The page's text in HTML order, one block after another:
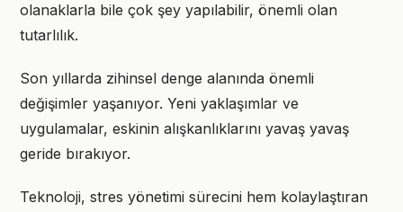
olanaklarla bile çok şey yapılabilir, önemli olan
tutarlılık.
Son yıllarda zihinsel denge alanında önemli
değişimler yaşanıyor. Yeni yaklaşımlar ve
uygulamalar, eskinin alışkanlıklarını yavaş yavaş
geride bırakıyor.
Teknoloji, stres yönetimi sürecini hem kolaylaştıran